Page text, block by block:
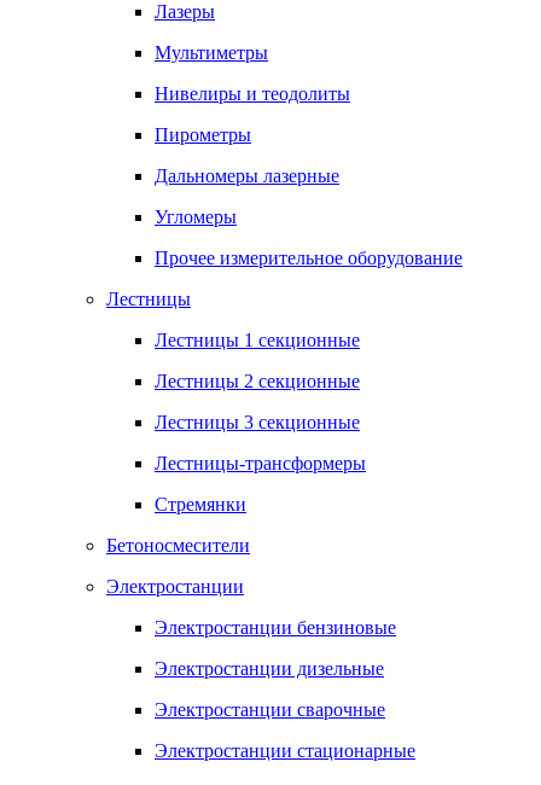
Лазеры
Мультиметры
Нивелиры и теодолиты
Пирометры
Дальномеры лазерные
Угломеры
Прочее измерительное оборудование
Лестницы
Лестницы 1 секционные
Лестницы 2 секционные
Лестницы 3 секционные
Лестницы-трансформеры
Стремянки
Бетоносмесители
Электростанции
Электростанции бензиновые
Электростанции дизельные
Электростанции сварочные
Электростанции стационарные